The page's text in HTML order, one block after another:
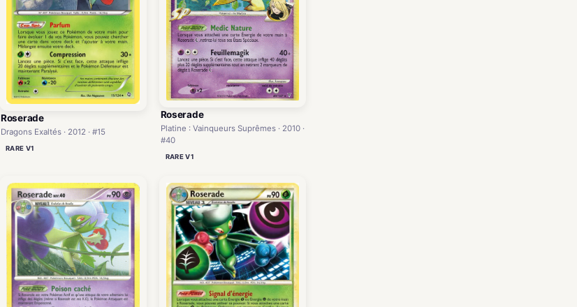
Roserade
Dragons Exaltés · 2012 · #15
RARE V1
Roserade
Platine : Vainqueurs Suprêmes · 2010 ·
#40
RARE V1